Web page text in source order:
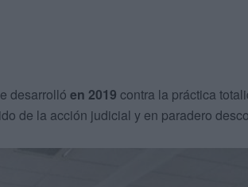
desarrolló en 2019 contra la práctica
de la acción judicial y en paradero